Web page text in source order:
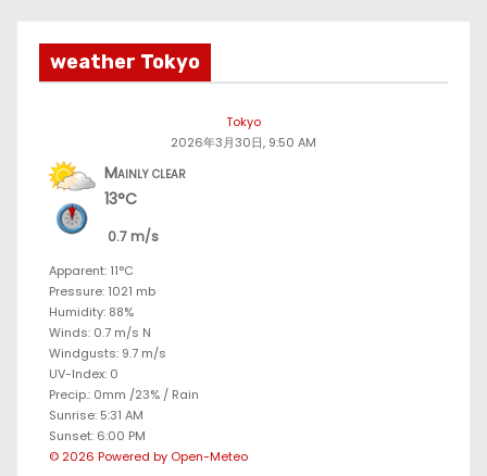
weather Tokyo
Tokyo
2026年3月30日, 9:50 AM
Mainly clear
13°C
0.7 m/s
Apparent: 11°C
Pressure: 1021 mb
Humidity: 88%
Winds: 0.7 m/s N
Windgusts: 9.7 m/s
UV-Index: 0
Precip.: 0mm /23% / Rain
Sunrise: 5:31 AM
Sunset: 6:00 PM
© 2026 Powered by Open-Meteo